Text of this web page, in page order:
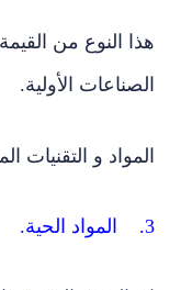
النوع من القيمة
الأولية.
و التقنيات